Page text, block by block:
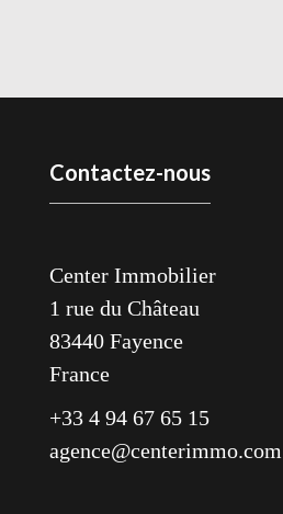
Contactez-nous
Center Immobilier
1 rue du Château
83440Fayence
France
+33 4 94 67 65 15
agence@centerimmo.com